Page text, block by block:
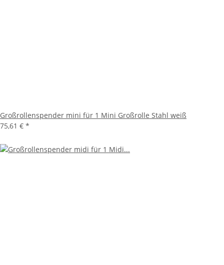
Großrollenspender mini für 1 Mini Großrolle Stahl weiß
75,61 € *